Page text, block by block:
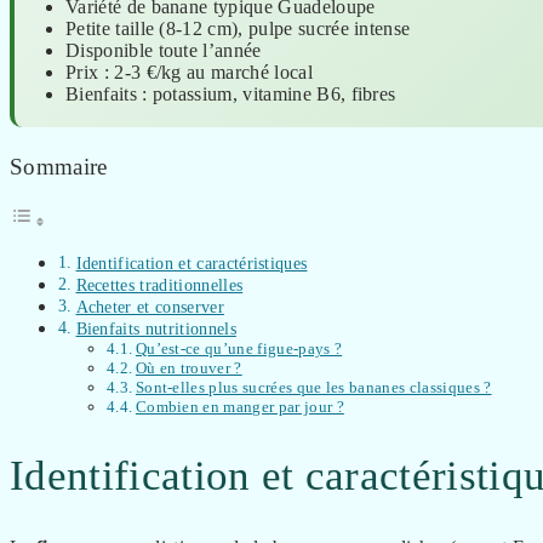
Variété de banane typique Guadeloupe
Petite taille (8-12 cm), pulpe sucrée intense
Disponible toute l’année
Prix : 2-3 €/kg au marché local
Bienfaits : potassium, vitamine B6, fibres
Sommaire
Identification et caractéristiques
Recettes traditionnelles
Acheter et conserver
Bienfaits nutritionnels
Qu’est-ce qu’une figue-pays ?
Où en trouver ?
Sont-elles plus sucrées que les bananes classiques ?
Combien en manger par jour ?
Identification et